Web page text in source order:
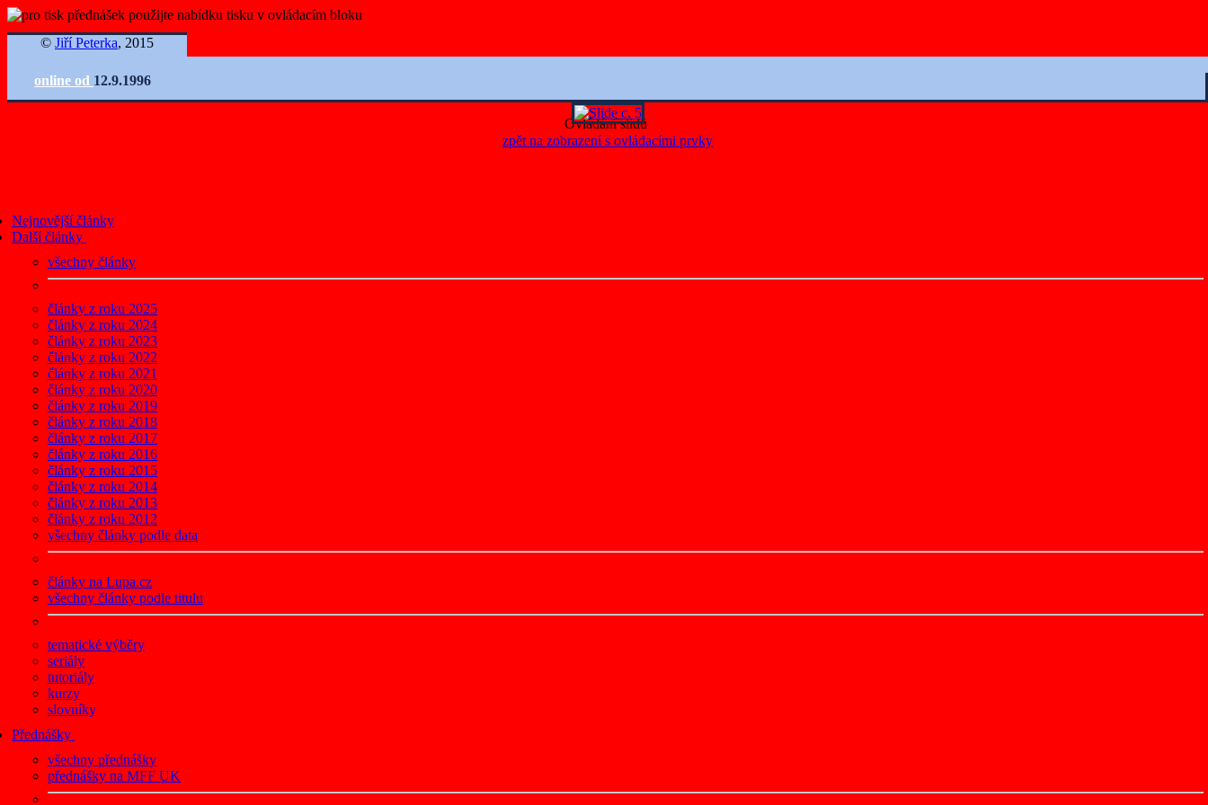
© Jiří Peterka, 2015
online od 12.9.1996
Ovládání slidů
Nejnovější články
Další články
všechny články
články z roku 2025
články z roku 2024
články z roku 2023
články z roku 2022
články z roku 2021
články z roku 2020
články z roku 2019
články z roku 2018
články z roku 2017
články z roku 2016
články z roku 2015
články z roku 2014
články z roku 2013
články z roku 2012
všechny články podle data
články na Lupa.cz
všechny články podle titulu
tematické výběry
seriály
tutoriály
kurzy
slovníky
Přednášky
všechny přednášky
přednášky na MFF UK
zpět na zobrazení s ovládacími prvky